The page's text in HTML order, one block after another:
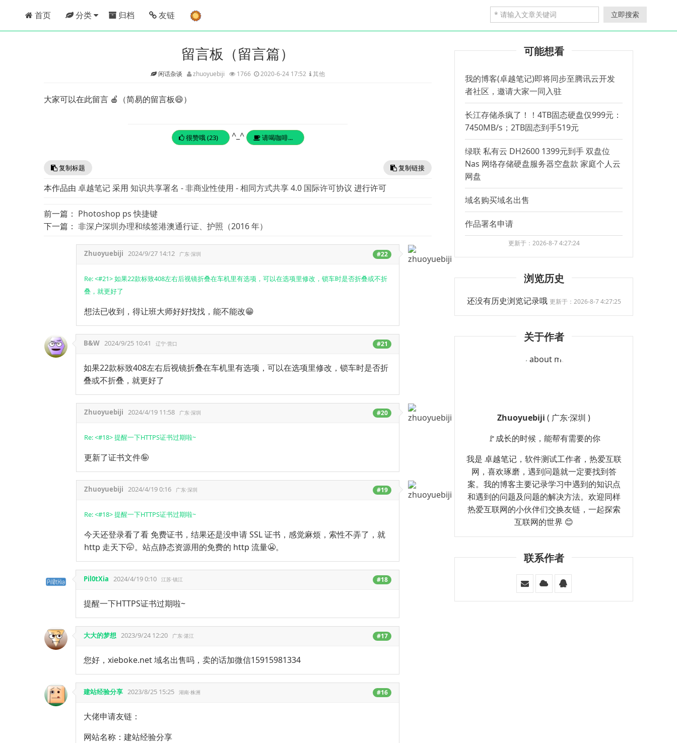
首页 分类 归档 友链 立即搜索
留言板（留言篇）
闲话杂谈 zhuoyuebiji 1766 2020-6-24 17:52 其他
大家可以在此留言 🍎（简易的留言板😄）
很赞哦 (23) ^_^ 请喝咖啡...
复制标题 复制链接
本作品由 卓越笔记采用 知识共享署名 - 非商业性使用 - 相同方式共享 4.0 国际许可协议 进行许可
前一篇： Photoshop ps 快捷键
下一篇： 非深户深圳办理和续签港澳通行证、护照（2016 年）
Zhuoyuebiji 2024/9/27 14:12 广东·深圳 #22
Re: <#21> 如果22款标致408左右后视镜折叠在车机里有选项，可以在选项里修改，锁车时是否折叠或不折
叠，就更好了
想法已收到，得让班大师好好找找，能不能改😁
B&W 2024/9/25 10:41 辽宁·营口 #21
如果22款标致408左右后视镜折叠在车机里有选项，可以在选项里修改，锁车时是否折
叠或不折叠，就更好了
Zhuoyuebiji 2024/4/19 11:58 广东·深圳 #20
Re: <#18> 提醒一下HTTPS证书过期啦~
更新了证书文件🤪
Zhuoyuebiji 2024/4/19 0:16 广东·深圳 #19
Re: <#18> 提醒一下HTTPS证书过期啦~
今天还登录看了看 免费证书，结果还是没申请 SSL 证书，感觉麻烦，索性不弄了，就
http 走天下🤭。站点静态资源用的免费的 http 流量😬。
Pil0tXia 2024/4/19 0:10 江苏·镇江 #18
提醒一下HTTPS证书过期啦~
大大的梦想 2023/9/24 12:20 广东·湛江 #17
您好，xieboke.net 域名出售吗，卖的话加微信15915981334
建站经验分享 2023/8/25 15:25 湖南·株洲 #16
大佬申请友链：
网站名称：建站经验分享
可能想看
我的博客(卓越笔记)即将同步至腾讯云开发
者社区，邀请大家一同入驻
长江存储杀疯了！！4TB固态硬盘仅999元：
7450MB/s；2TB固态到手519元
绿联 私有云 DH2600 1399元到手 双盘位
Nas 网络存储硬盘服务器空盘款 家庭个人云
网盘
域名购买域名出售
作品署名申请
更新于：2026-8-7 4:27:24
浏览历史
还没有历史浏览记录哦 更新于：2026-8-7 4:27:25
关于作者
Zhuoyuebiji ( 广东·深圳 )
🚩成长的时候，能帮有需要的你
我是 卓越笔记，软件测试工作者，热爱互联
网，喜欢琢磨，遇到问题就一定要找到答
案。我的博客主要记录学习中遇到的知识点
和遇到的问题及问题的解决方法。欢迎同样
热爱互联网的小伙伴们交换友链，一起探索
互联网的世界 😊
联系作者